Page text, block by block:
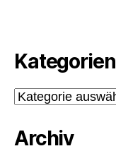
Kategorien
Kategorien
Archiv